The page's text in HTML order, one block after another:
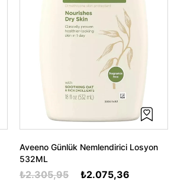
Aveeno Günlük Nemlendirici Losyon
532ML
₺2.075,36
₺2.305,95